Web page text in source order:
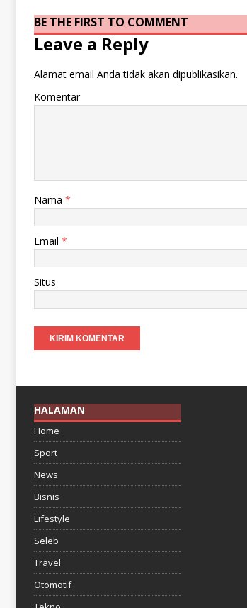
BE THE FIRST TO COMMENT
Leave a Reply
Alamat email Anda tidak akan dipublikasikan.
Komentar
Nama *
Email *
Situs
HALAMAN
Home
Sport
News
Bisnis
Lifestyle
Seleb
Travel
Otomotif